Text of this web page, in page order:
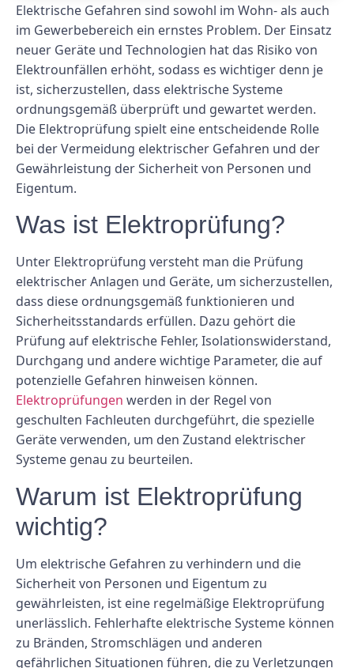
Elektrische Gefahren sind sowohl im Wohn- als auch
im Gewerbebereich ein ernstes Problem. Der Einsatz
neuer Geräte und Technologien hat das Risiko von
Elektrounfällen erhöht, sodass es wichtiger denn je
ist, sicherzustellen, dass elektrische Systeme
ordnungsgemäß überprüft und gewartet werden.
Die Elektroprüfung spielt eine entscheidende Rolle
bei der Vermeidung elektrischer Gefahren und der
Gewährleistung der Sicherheit von Personen und
Eigentum.
Was ist Elektroprüfung?
Unter Elektroprüfung versteht man die Prüfung
elektrischer Anlagen und Geräte, um sicherzustellen,
dass diese ordnungsgemäß funktionieren und
Sicherheitsstandards erfüllen. Dazu gehört die
Prüfung auf elektrische Fehler, Isolationswiderstand,
Durchgang und andere wichtige Parameter, die auf
potenzielle Gefahren hinweisen können.
Elektroprüfungen werden in der Regel von
geschulten Fachleuten durchgeführt, die spezielle
Geräte verwenden, um den Zustand elektrischer
Systeme genau zu beurteilen.
Warum ist Elektroprüfung
wichtig?
Um elektrische Gefahren zu verhindern und die
Sicherheit von Personen und Eigentum zu
gewährleisten, ist eine regelmäßige Elektroprüfung
unerlässlich. Fehlerhafte elektrische Systeme können
zu Bränden, Stromschlägen und anderen
gefährlichen Situationen führen, die zu Verletzungen